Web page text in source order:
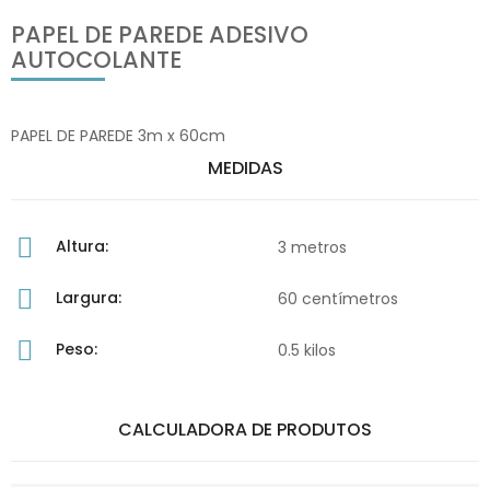
PAPEL DE PAREDE ADESIVO
AUTOCOLANTE
PAPEL DE PAREDE 3m x 60cm
MEDIDAS
Altura: 3 metros
Largura: 60 centímetros
Peso: 0.5 kilos
CALCULADORA DE PRODUTOS